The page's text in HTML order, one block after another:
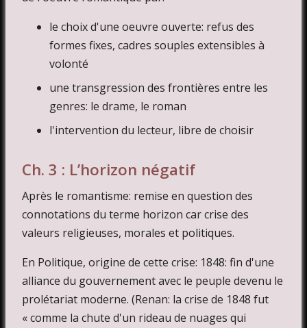
le choix d'une oeuvre ouverte: refus des
formes fixes, cadres souples extensibles à
volonté
une transgression des frontières entre les
genres: le drame, le roman
l'intervention du lecteur, libre de choisir
Ch. 3 : L’horizon négatif
Après le romantisme: remise en question des
connotations du terme horizon car crise des
valeurs religieuses, morales et politiques.
En Politique, origine de cette crise: 1848: fin d'une
alliance du gouvernement avec le peuple devenu le
prolétariat moderne. (Renan: la crise de 1848 fut
« comme la chute d'un rideau de nuages qui